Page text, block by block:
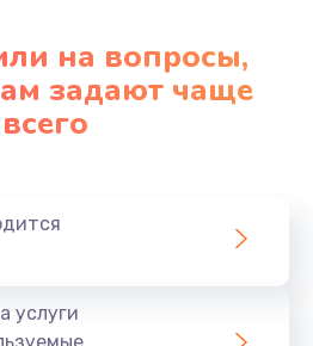
чистка
на вопросы,
задают чаще
всего
услуги